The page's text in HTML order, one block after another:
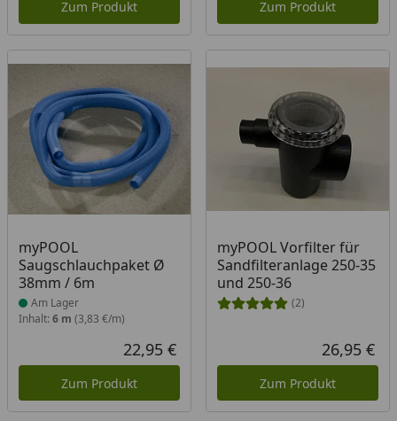
Zum Produkt Zum Produkt
myPOOL
Saugschlauchpaket Ø
38mm / 6m
Produkt am Lager
Am Lager
Inhalt: 6 m (3,83 €/m)
Aktueller Preis
22,95 €
Zum Produkt
myPOOL Vorfilter für
Sandfilteranlage 250-35
und 250-36
(2)
26,95 €
Zum Produkt